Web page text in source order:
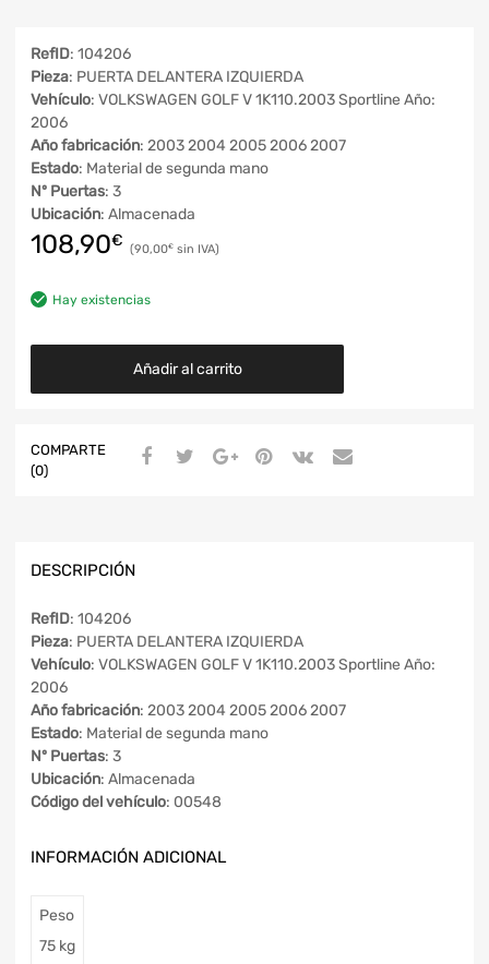
RefID: 104206
Pieza: PUERTA DELANTERA IZQUIERDA
Vehículo: VOLKSWAGEN GOLF V 1K110.2003 Sportline Año:
2006
Año fabricación: 2003 2004 2005 2006 2007
Estado: Material de segunda mano
Nº Puertas: 3
Ubicación: Almacenada
108,90€ 90,00€
Hay existencias
Añadir al carrito
COMPARTE
(0)
DESCRIPCIÓN
RefID: 104206
Pieza: PUERTA DELANTERA IZQUIERDA
Vehículo: VOLKSWAGEN GOLF V 1K110.2003 Sportline Año:
2006
Año fabricación: 2003 2004 2005 2006 2007
Estado: Material de segunda mano
Nº Puertas: 3
Ubicación: Almacenada
Código del vehículo: 00548
INFORMACIÓN ADICIONAL
Peso
75 kg